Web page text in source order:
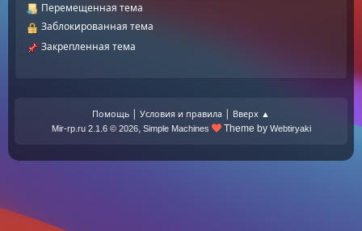
Перемещенная тема
Заблокированная тема
Закрепленная тема
Помощь | Условия и правила | Вверх ▲
Mir-rp.ru 2.1.6 © 2026, Simple Machines Theme by Webtiryaki